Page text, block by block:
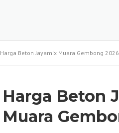
Harga Beton Jayamix Muara Gembong 2026
Harga Beton
Muara